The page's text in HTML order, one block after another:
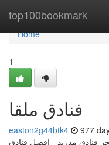
top100bookmark
Home
Home
1
فنادق ملقا
easton2g44btk4 977
فنادق مدريد - افضل فنادق